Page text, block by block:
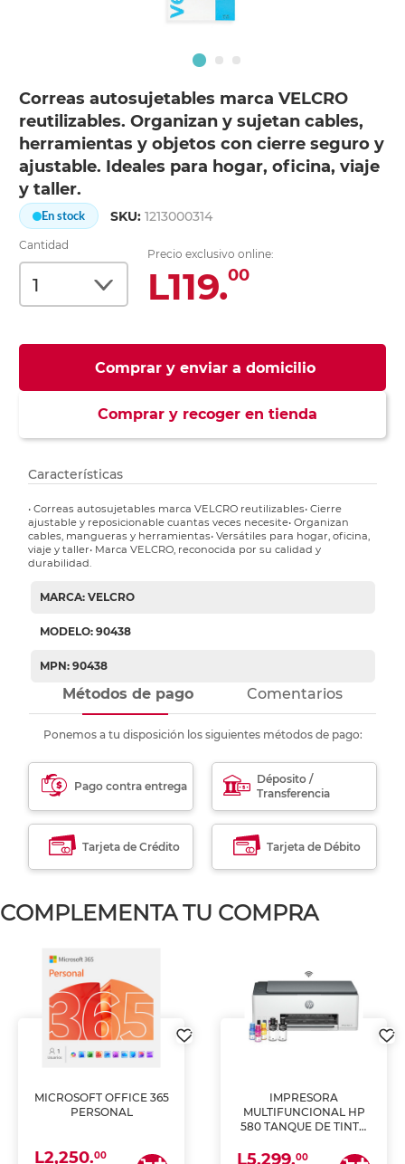
Correas autosujetables marca VELCRO
reutilizables. Organizan y sujetan cables,
herramientas y objetos con cierre seguro y
ajustable. Ideales para hogar, oficina, viaje
y taller.
En stock SKU:1213000314
Cantidad
Precio exclusivo online:
L119.00
Comprar y enviar a domicilio
Comprar y recoger en tienda
Características
• Correas autosujetables marca VELCRO reutilizables• Cierre
ajustable y reposicionable cuantas veces necesite• Organizan
cables, mangueras y herramientas• Versátiles para hogar, oficina,
viaje y taller• Marca VELCRO, reconocida por su calidad y
durabilidad.
MARCA: VELCRO
MODELO: 90438
MPN: 90438
Métodos de pago Comentarios
Ponemos a tu disposición los siguientes métodos de pago:
Pago contra entrega
Déposito /
Transferencia
Tarjeta de Crédito Tarjeta de Débito
COMPLEMENTA TU COMPRA
MICROSOFT OFFICE 365
PERSONAL
L2,250.00
IMPRESORA
MULTIFUNCIONAL HP
580 TANQUE DE TINTA
ESCANEA)
L5,299.00